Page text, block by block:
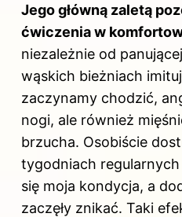
Jego główną zaletą
ćwiczenia w
niezależnie od
wąskich bieżniach
zaczynamy chodzić,
nogi, ale również
brzucha. Osobiście
tygodniach
się moja kondycja, a
zaczęły znikać. Taki